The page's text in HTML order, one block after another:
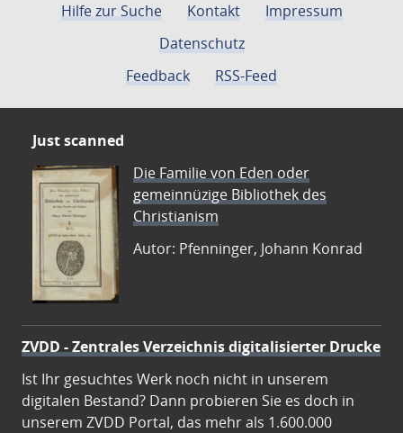
Hilfe zur Suche Kontakt
Impressum
Datenschutz
Feedback
RSS-Feed
Just scanned
Die Familie von Eden oder
gemeinnüzige Bibliothek des
Christianism
Autor: Pfenninger, Johann Konrad
ZVDD - Zentrales Verzeichnis digitalisierter Drucke
Ist Ihr gesuchtes Werk noch nicht in unserem
digitalen Bestand? Dann probieren Sie es doch in
unserem ZVDD Portal, das mehr als 1.600.000